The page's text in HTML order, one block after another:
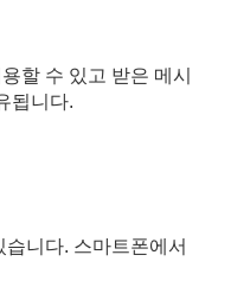
할 수 있고 받은 메시
됩니다.
니다. 스마트폰에서